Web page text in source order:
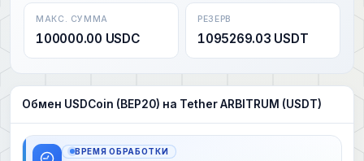
МАКС. СУММА
100000.00 USDC
РЕЗЕРВ
1095269.03 USDT
Обмен USDCoin (BEP20) на Tether ARBITRUM (USDT)
ВРЕМЯ ОБРАБОТКИ